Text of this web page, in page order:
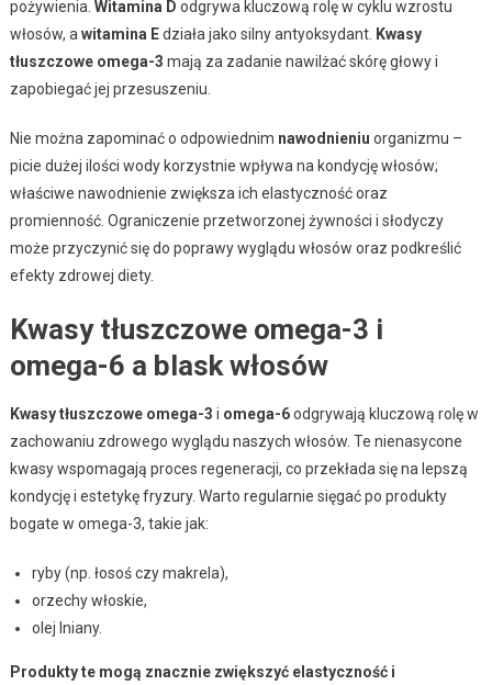
pożywienia. Witamina D odgrywa kluczową rolę w cyklu wzrostu
włosów, a witamina Edziała jako silny antyoksydant. Kwasy
tłuszczowe omega-3 mają za zadanie nawilżać skórę głowy i
zapobiegać jej przesuszeniu.
Nie można zapominać o odpowiednim nawodnieniu organizmu –
picie dużej ilości wody korzystnie wpływa na kondycję włosów;
właściwe nawodnienie zwiększa ich elastyczność oraz
promienność. Ograniczenie przetworzonej żywności i słodyczy
może przyczynić się do poprawy wyglądu włosów oraz podkreślić
efekty zdrowej diety.
Kwasy tłuszczowe omega-3 i
omega-6 a blask włosów
Kwasy tłuszczowe omega-3 i omega-6odgrywają kluczową rolę w
zachowaniu zdrowego wyglądu naszych włosów. Te nienasycone
kwasy wspomagają proces regeneracji, co przekłada się na lepszą
kondycję i estetykę fryzury. Warto regularnie sięgać po produkty
bogate w omega-3, takie jak:
ryby (np. łosoś czy makrela),
orzechy włoskie,
olej lniany.
Produkty te mogą znacznie zwiększyć elastyczność i